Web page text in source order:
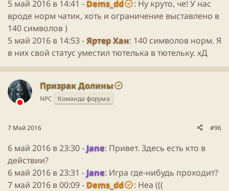
5 май 2016 в 14:41 - Dems_dd
: Ну круто, че! У нас
вроде норм чатик, хоть и ограничение выставлено в
140 символов )
5 май 2016 в 14:53 -Яртер Хан: 140 символов норм. Я
в них свой статус уместил тютелька в тютельку. хД
Призрак Долины
NPC Команда форума
7 Май 2016 #96
6 май 2016 в 23:30 - Jane: Привет. Здесь есть кто в
действии?
6 май 2016 в 23:31 - Jane: Игра где-нибудь проходит?
7 май 2016 в 00:09 - Dems_dd : Неа (((